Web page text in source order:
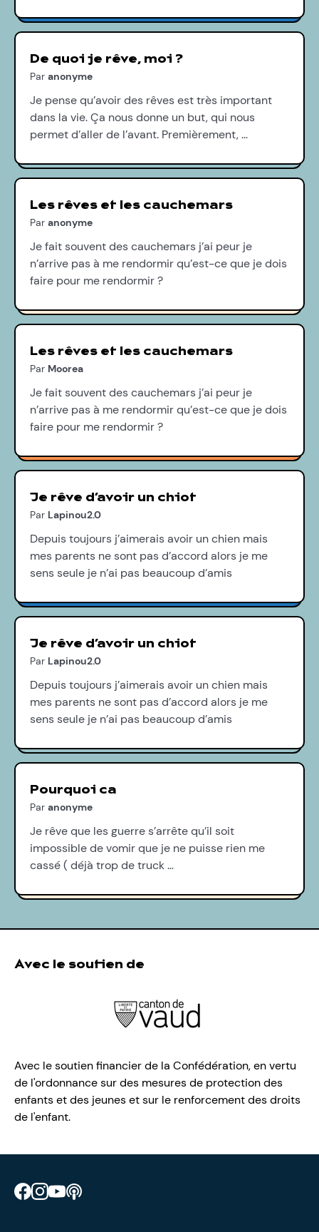
De quoi je rêve, moi ?
Par anonyme
Je pense qu’avoir des rêves est très important
dans la vie. Ça nous donne un but, qui nous
permet d’aller de l’avant. Premièrement, …
Les rêves et les cauchemars
Par anonyme
Je fait souvent des cauchemars j’ai peur je
n’arrive pas à me rendormir qu’est-ce que je dois
faire pour me rendormir ?
Les rêves et les cauchemars
Par Moorea
Je fait souvent des cauchemars j’ai peur je
n’arrive pas à me rendormir qu’est-ce que je dois
faire pour me rendormir ?
Je rêve d’avoir un chiot
Par Lapinou2.0
Depuis toujours j’aimerais avoir un chien mais
mes parents ne sont pas d’accord alors je me
sens seule je n’ai pas beaucoup d’amis
Je rêve d’avoir un chiot
Par Lapinou2.0
Depuis toujours j’aimerais avoir un chien mais
mes parents ne sont pas d’accord alors je me
sens seule je n’ai pas beaucoup d’amis
Pourquoi ca
Par anonyme
Je rêve que les guerre s’arrête qu’il soit
impossible de vomir que je ne puisse rien me
cassé ( déjà trop de truck …
Avec le soutien de
Avec le soutien financier de la Confédération, en vertu
de l'ordonnance sur des mesures de protection des
enfants et des jeunes et sur le renforcement des droits
de l'enfant.
Retrouve CIAO sur Facebook
Retrouve CIAO sur Instagram
Retrouve CIAO sur YouTube